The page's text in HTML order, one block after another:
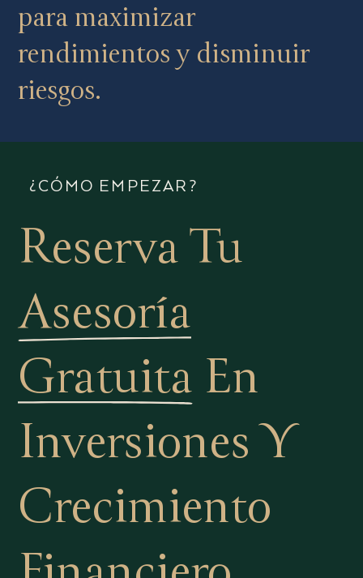
para maximizar
rendimientos y disminuir
riesgos.
¿CÓMO EMPEZAR?
Reserva Tu
Asesoría
Gratuita En
Inversiones Y
Crecimiento